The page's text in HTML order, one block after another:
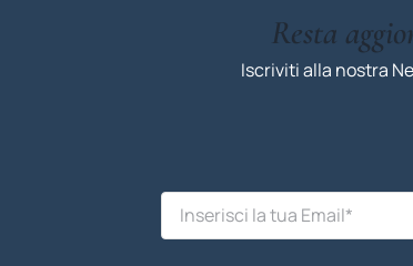
Resta
Iscriviti alla nostra